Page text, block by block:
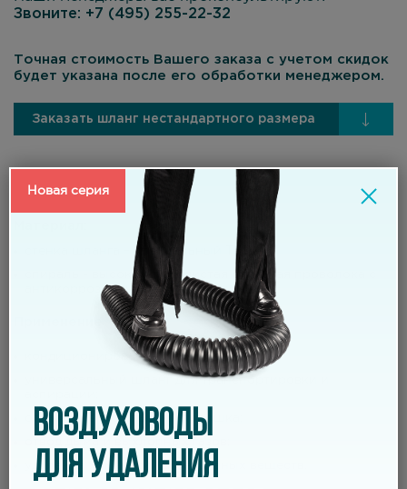
стенка шланга – специальный ТЭП;
спираль - высокоуглеродистая стальная проволока с
антикоррозионным покрытием.
кондиционирование и вентиляция;
универсальный шланг для транспортировки и
откачка мелкой пыли и порошка;
отвод дыма и выхлопных газов;
удаление химически агрессивных веществ.
Звоните: +7 (495) 255-22-32
Точная стоимость Вашего заказа с учетом скидок
будет указана после его обработки менеджером.
Заказать шланг нестандартного размера
Новая серия
ВОЗДУХОВОДЫ
ДЛЯ УДАЛЕНИЯ